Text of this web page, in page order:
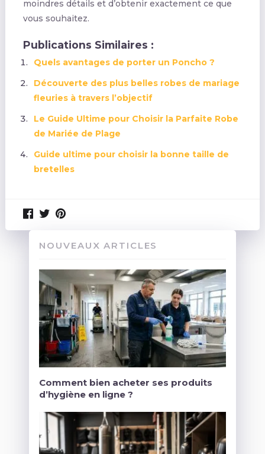
moindres détails et d’obtenir exactement ce que
vous souhaitez.
Publications Similaires :
Quels avantages de porter un Poncho ?
Découverte des plus belles robes de mariage
fleuries à travers l’objectif
Le Guide Ultime pour Choisir la Parfaite Robe
de Mariée de Plage
Guide ultime pour choisir la bonne taille de
bretelles
NOUVEAUX ARTICLES
Comment bien acheter ses produits
d’hygiène en ligne ?